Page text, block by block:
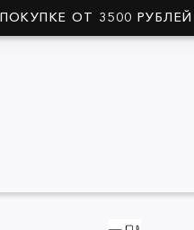
ОТ 3500 РУБЛЕЙ